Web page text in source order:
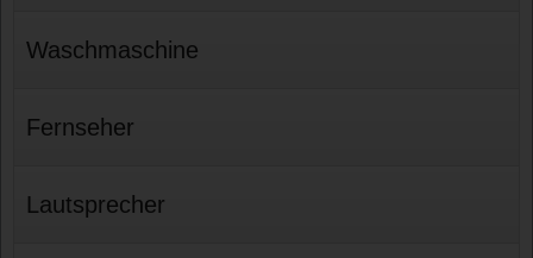
Waschmaschine
Fernseher
Lautsprecher